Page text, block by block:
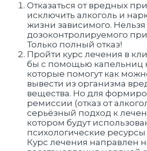
Отказаться от вредных
исключить алкоголь и
жизни зависимого. Нельзя
дозоконтролируемого
Только полный отказ!
Пройти курс лечения в
бы с помощью капельниц
которые помогут как
вывести из организма
вещества. Но для
ремиссии (отказ от
серьёзный подход к
котором будут
психологические ресурсы
Курс лечения направлен